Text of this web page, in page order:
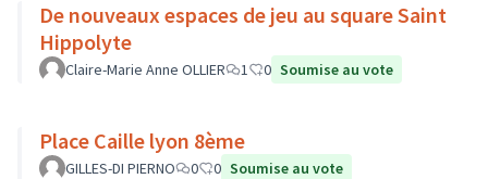
De nouveaux espaces de jeu au square Saint
Hippolyte
Claire-Marie Anne OLLIER 1 0 Soumise au vote
Place Caille lyon 8ème
GILLES-DI PIERNO 0 0 Soumise au vote